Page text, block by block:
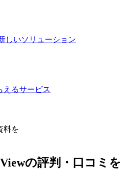
しいソリューション
えるサービス
料を
の評判・口コミを